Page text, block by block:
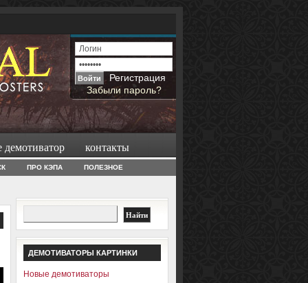
Регистрация
Забыли пароль?
демотиватор контакты
ПРО КЭПА ПОЛЕЗНОЕ
ДЕМОТИВАТОРЫ КАРТИНКИ
Новые демотиваторы